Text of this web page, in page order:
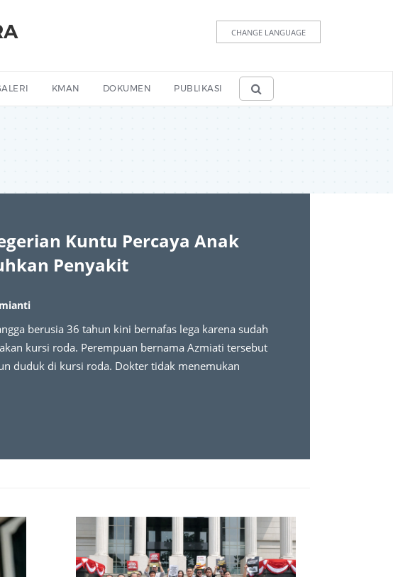
CHANGE LANGUAGE
KMAN DOKUMEN PUBLIKASI
Kuntu Percaya Anak
Penyakit
berusia 36 tahun kini bernafas lega karena sudah
kursi roda. Perempuan bernama Azmiati tersebut
duduk di kursi roda. Dokter tidak menemukan